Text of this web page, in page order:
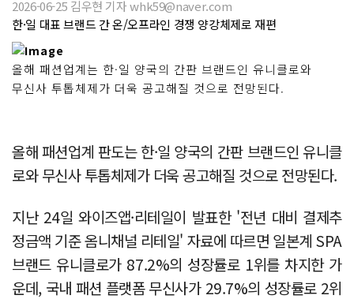
2026-06-25 김우현 기자 whk59@naver.com
한·일 대표 브랜드 간 온/오프라인 경쟁 양강체제로 재편
올해 패션업계는 한·일 양국의 간판 브랜드인 유니클로와
무신사 투톱체제가 더욱 공고해질 것으로 전망된다.
올해 패션업계 판도는 한·일 양국의 간판 브랜드인 유니클
로와 무신사 투톱체제가 더욱 공고해질 것으로 전망된다.
지난 24일 와이즈앱·리테일이 발표한 '전년 대비 결제추
정금액 기준 옴니채널 리테일' 자료에 따르면 일본계 SPA
브랜드 유니클로가 87.2%의 성장률로 1위를 차지한 가
운데, 국내 패션 플랫폼 무신사가 29.7%의 성장률로 2위